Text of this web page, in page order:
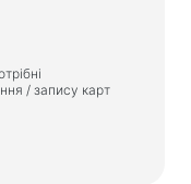
/ запису карт